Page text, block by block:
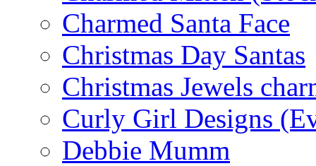
Charmed Santa Face
Christmas Day Santas
Christmas Jewels
Curly Girl Designs
Debbie Mumm